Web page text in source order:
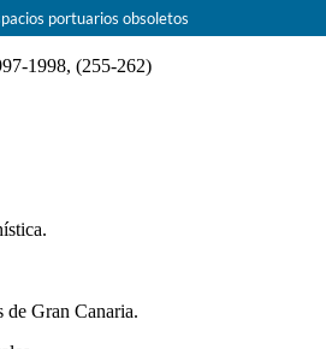
portuarios obsoletos